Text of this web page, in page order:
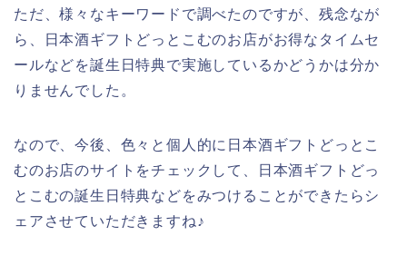
ただ、様々なキーワードで調べたのですが、残念なが
ら、日本酒ギフトどっとこむのお店がお得なタイムセ
ールなどを誕生日特典で実施しているかどうかは分か
りませんでした。
なので、今後、色々と個人的に日本酒ギフトどっとこ
むのお店のサイトをチェックして、日本酒ギフトどっ
とこむの誕生日特典などをみつけることができたらシ
ェアさせていただきますね♪